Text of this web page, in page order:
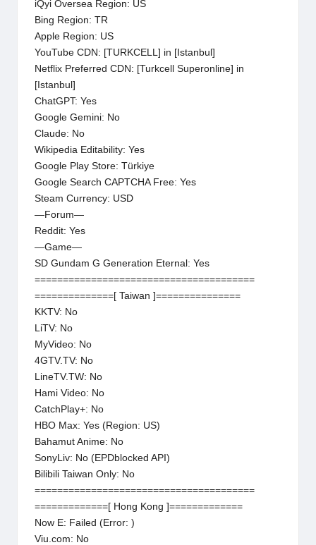
iQyi Oversea Region: US
Bing Region: TR
Apple Region: US
YouTube CDN: [TURKCELL] in [Istanbul]
Netflix Preferred CDN: [Turkcell Superonline] in
[Istanbul]
ChatGPT: Yes
Google Gemini: No
Claude: No
Wikipedia Editability: Yes
Google Play Store: Türkiye
Google Search CAPTCHA Free: Yes
Steam Currency: USD
—Forum—
Reddit: Yes
—Game—
SD Gundam G Generation Eternal: Yes
=======================================
==============[ Taiwan ]===============
KKTV: No
LiTV: No
MyVideo: No
4GTV.TV: No
LineTV.TW: No
Hami Video: No
CatchPlay+: No
HBO Max: Yes (Region: US)
Bahamut Anime: No
SonyLiv: No (EPDblocked API)
Bilibili Taiwan Only: No
=======================================
=============[ Hong Kong ]=============
Now E: Failed (Error: )
Viu.com: No